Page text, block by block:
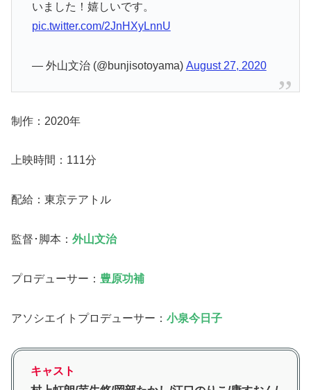
いました！嬉しいです。
pic.twitter.com/2JnHXyLnnU
— 外山文治 (@bunjisotoyama) August 27, 2020
制作：2020年
上映時間：111分
配給：東京テアトル
監督･脚本： 外山文治
プロデューサー： 豊原功補
アソシエイトプロデューサー： 小泉今日子
キャスト